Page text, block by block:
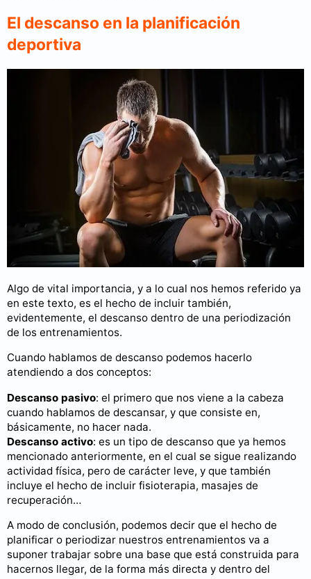
El descanso en la planificación
deportiva
Algo de vital importancia, y a lo cual nos hemos referido ya
en este texto, es el hecho de incluir también,
evidentemente, el descanso dentro de una periodización
de los entrenamientos.
Cuando hablamos de descanso podemos hacerlo
atendiendo a dos conceptos:
Descanso pasivo: el primero que nos viene a la cabeza
cuando hablamos de descansar, y que consiste en,
básicamente, no hacer nada.
Descanso activo: es un tipo de descanso que ya hemos
mencionado anteriormente, en el cual se sigue realizando
actividad física, pero de carácter leve, y que también
incluye el hecho de incluir fisioterapia, masajes de
recuperación…
A modo de conclusión, podemos decir que el hecho de
planificar o periodizar nuestros entrenamientos va a
suponer trabajar sobre una base que está construida para
hacernos llegar, de la forma más directa y dentro del